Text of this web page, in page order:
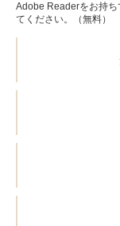
Adobe Readerをお持ち
てください。（無料）